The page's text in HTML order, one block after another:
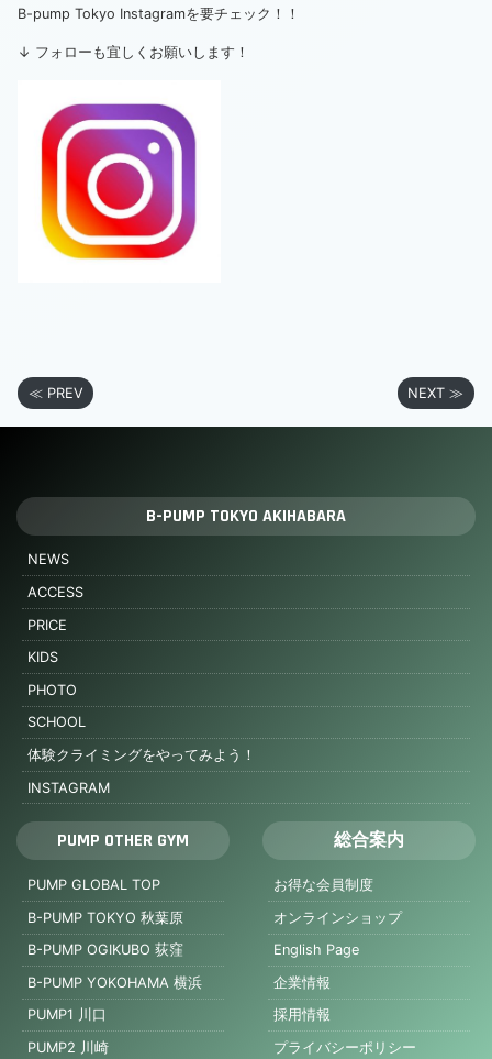
B-pump Tokyo Instagramを要チェック！！
↓ フォローも宜しくお願いします！
≪ PREV NEXT ≫
B-PUMP TOKYO AKIHABARA
NEWS
ACCESS
PRICE
KIDS
PHOTO
SCHOOL
体験クライミングをやってみよう！
INSTAGRAM
PUMP OTHER GYM
PUMP GLOBAL TOP
B-PUMP TOKYO 秋葉原
B-PUMP OGIKUBO 荻窪
B-PUMP YOKOHAMA 横浜
PUMP1 川口
PUMP2 川崎
総合案内
お得な会員制度
オンラインショップ
English Page
企業情報
採用情報
プライバシーポリシー